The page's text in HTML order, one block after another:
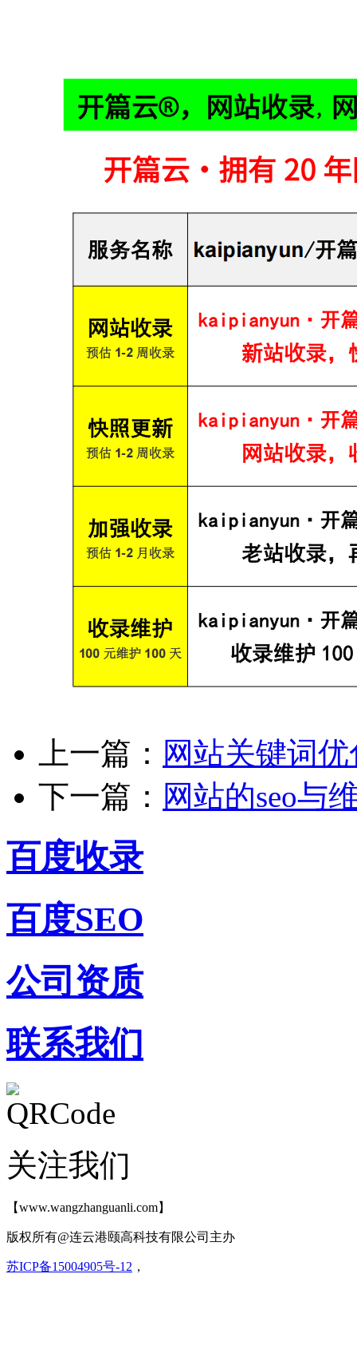
上一篇： 网站关键词
下一篇： 网站的seo与
百度收录
百度SEO
公司资质
联系我们
关注我们
【www.wangzhanguanli.com】
版权所有@连云港颐高科技有限公司主办
苏ICP备15004905号-12 ，